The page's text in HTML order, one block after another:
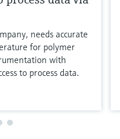
needs accurate
for polymer
with
to process data.